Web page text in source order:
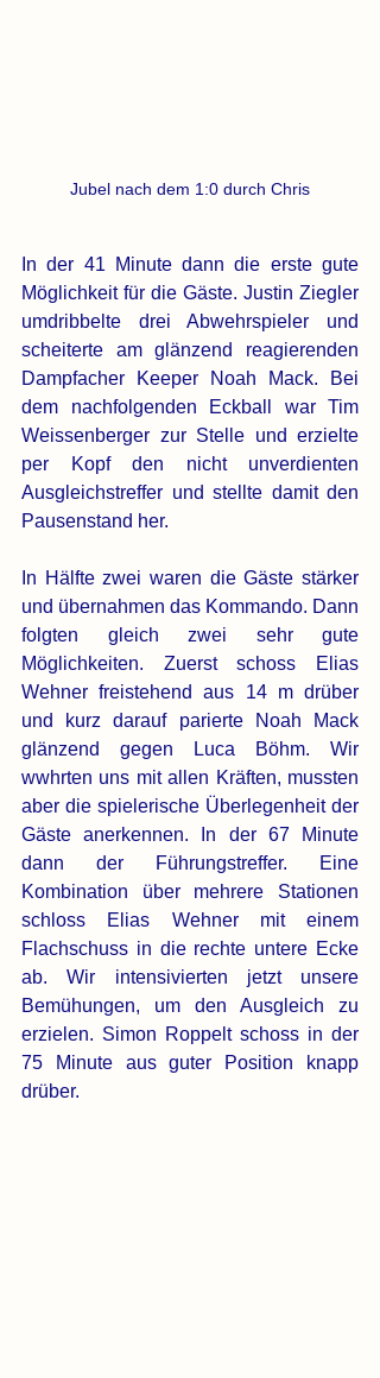
Jubel nach dem 1:0 durch Chris
In der 41 Minute dann die erste gute
Möglichkeit für die Gäste. Justin Ziegler
umdribbelte drei Abwehrspieler und
scheiterte am glänzend reagierenden
Dampfacher Keeper Noah Mack. Bei
dem nachfolgenden Eckball war Tim
Weissenberger zur Stelle und erzielte
per Kopf den nicht unverdienten
Ausgleichstreffer und stellte damit den
Pausenstand her.
In Hälfte zwei waren die Gäste stärker
und übernahmen das Kommando. Dann
folgten gleich zwei sehr gute
Möglichkeiten. Zuerst schoss Elias
Wehner freistehend aus 14 m drüber
und kurz darauf parierte Noah Mack
glänzend gegen Luca Böhm. Wir
wwhrten uns mit allen Kräften, mussten
aber die spielerische Überlegenheit der
Gäste anerkennen. In der 67 Minute
dann der Führungstreffer. Eine
Kombination über mehrere Stationen
schloss Elias Wehner mit einem
Flachschuss in die rechte untere Ecke
ab. Wir intensivierten jetzt unsere
Bemühungen, um den Ausgleich zu
erzielen. Simon Roppelt schoss in der
75 Minute aus guter Position knapp
drüber.